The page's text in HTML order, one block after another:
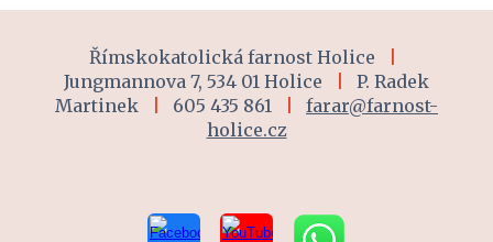
Římskokatolická farnost Holice
Jungmannova 7, 534 01 Holice
P. Radek
Martinek
605 435 861
farar@farnost-
holice.cz